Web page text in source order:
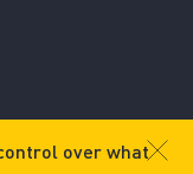
over what